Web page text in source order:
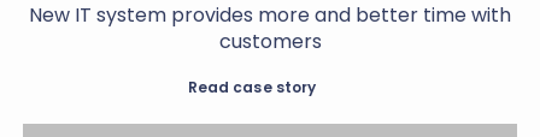
New IT system provides more and better time with
customers
Read case story